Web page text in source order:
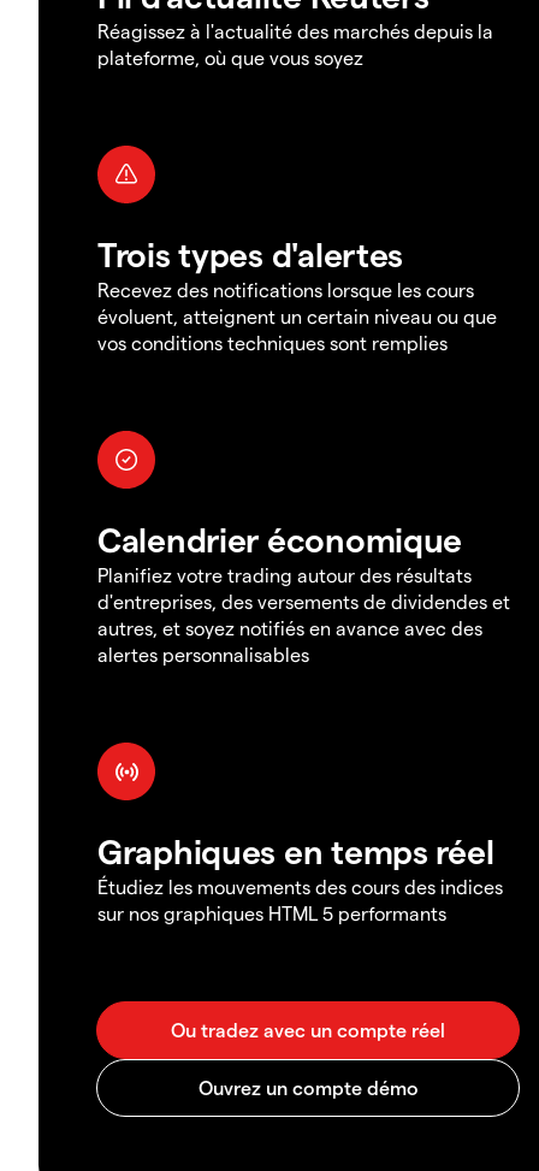
Réagissez à l'actualité des marchés depuis la
plateforme, où que vous soyez
Trois types d'alertes
Recevez des notifications lorsque les cours
évoluent, atteignent un certain niveau ou que
vos conditions techniques sont remplies
Calendrier économique
Planifiez votre trading autour des résultats
d'entreprises, des versements de dividendes et
autres, et soyez notifiés en avance avec des
alertes personnalisables
Graphiques en temps réel
Étudiez les mouvements des cours des indices
sur nos graphiques HTML 5 performants